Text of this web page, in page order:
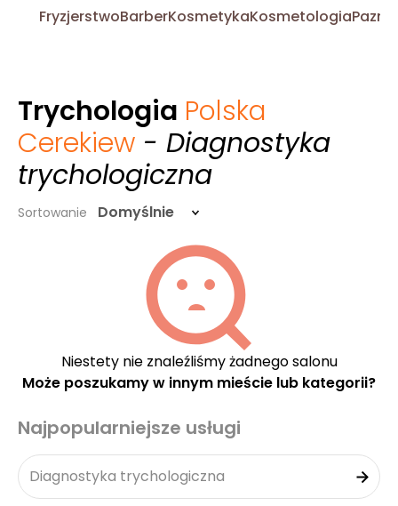
FryzjerstwoBarberKosmetykaKosmetologia
Trychologia Polska
Cerekiew - Diagnostyka
trychologiczna
Sortowanie Domyślnie
Niestety nie znaleźliśmy żadnego salonu
Może poszukamy w innym mieście lub kategorii?
Najpopularniejsze usługi
Diagnostyka trychologiczna